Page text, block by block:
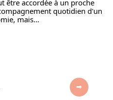
être accordée à un proche
quotidien d'un
mais…